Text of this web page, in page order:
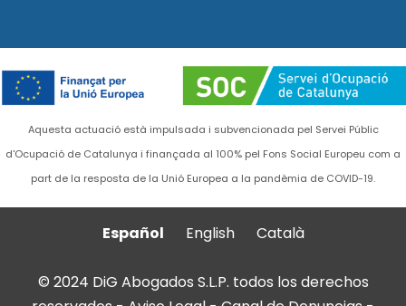
Aquesta actuació està impulsada i subvencionada pel Servei Públic
d'Ocupació de Catalunya i finançada al 100% pel Fons Social Europeu com a
part de la resposta de la Unió Europea a la pandèmia de COVID-19.
Español English Català
© 2024 DiG Abogados S.L.P. todos los derechos